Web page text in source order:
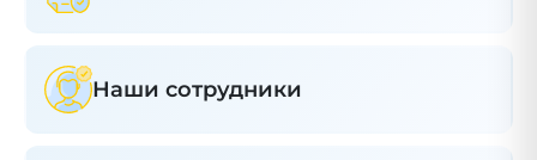
Наши сотрудники